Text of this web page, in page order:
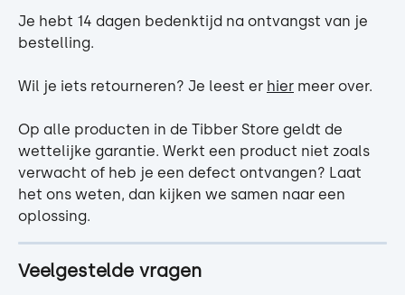
Je hebt 14 dagen bedenktijd na ontvangst van je
bestelling.
Wil je iets retourneren? Je leest er hier meer over.
Op alle producten in de Tibber Store geldt de
wettelijke garantie. Werkt een product niet zoals
verwacht of heb je een defect ontvangen? Laat
het ons weten, dan kijken we samen naar een
oplossing.
Veelgestelde vragen